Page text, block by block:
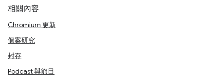
相關內容
Chromium 更新
個案研究
封存
Podcast 與節目